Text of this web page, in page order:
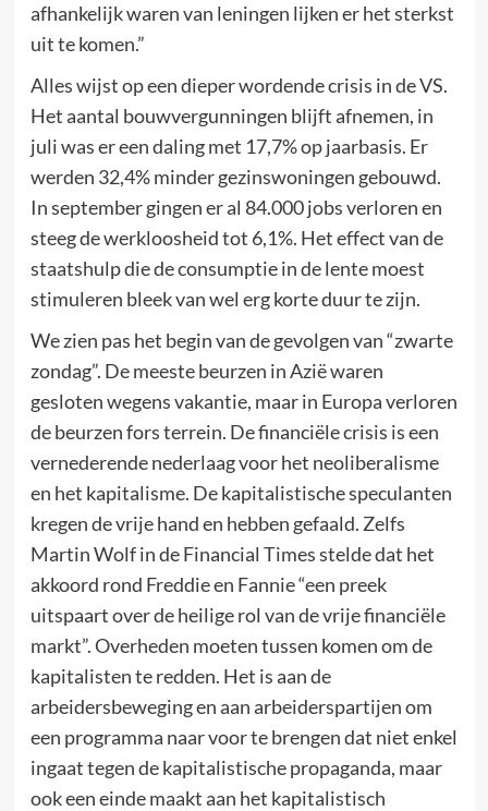
afhankelijk waren van leningen lijken er het sterkst
uit te komen.”
Alles wijst op een dieper wordende crisis in de VS.
Het aantal bouwvergunningen blijft afnemen, in
juli was er een daling met 17,7% op jaarbasis. Er
werden 32,4% minder gezinswoningen gebouwd.
In september gingen er al 84.000 jobs verloren en
steeg de werkloosheid tot 6,1%. Het effect van de
staatshulp die de consumptie in de lente moest
stimuleren bleek van wel erg korte duur te zijn.
We zien pas het begin van de gevolgen van “zwarte
zondag”. De meeste beurzen in Azië waren
gesloten wegens vakantie, maar in Europa verloren
de beurzen fors terrein. De financiële crisis is een
vernederende nederlaag voor het neoliberalisme
en het kapitalisme. De kapitalistische speculanten
kregen de vrije hand en hebben gefaald. Zelfs
Martin Wolf in de Financial Times stelde dat het
akkoord rond Freddie en Fannie “een preek
uitspaart over de heilige rol van de vrije financiële
markt”. Overheden moeten tussen komen om de
kapitalisten te redden. Het is aan de
arbeidersbeweging en aan arbeiderspartijen om
een programma naar voor te brengen dat niet enkel
ingaat tegen de kapitalistische propaganda, maar
ook een einde maakt aan het kapitalistisch